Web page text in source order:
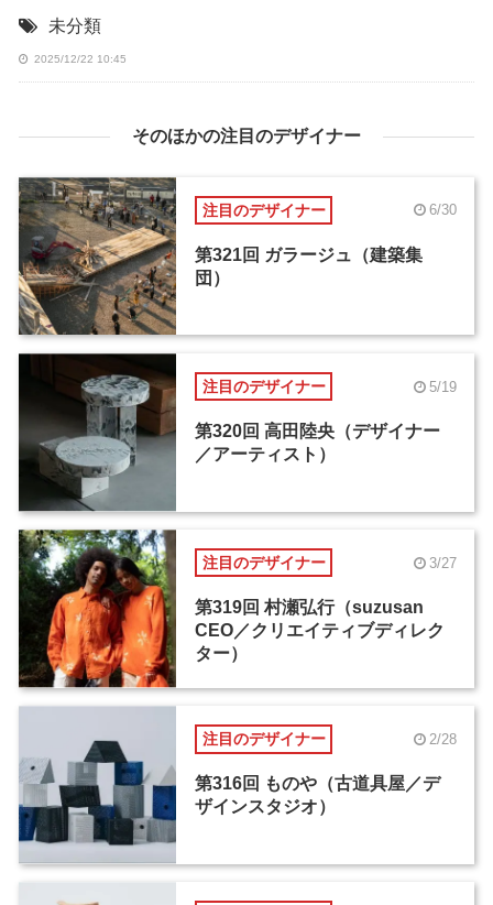
未分類
2025/12/22 10:45
そのほかの注目のデザイナー
注目のデザイナー 6/30
第321回 ガラージュ（建築集
団）
注目のデザイナー 5/19
第320回 高田陸央（デザイナー
／アーティスト）
注目のデザイナー 3/27
第319回 村瀬弘行（suzusan
CEO／クリエイティブディレク
ター）
注目のデザイナー 2/28
第316回 ものや（古道具屋／デ
ザインスタジオ）